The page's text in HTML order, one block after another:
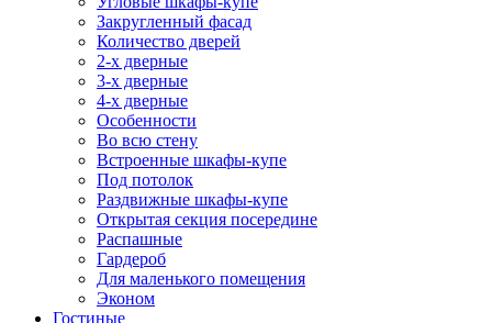
Закругленный фасад
Количество дверей
2-х дверные
3-х дверные
4-х дверные
Особенности
Во всю стену
Встроенные шкафы-купе
Под потолок
Раздвижные шкафы-купе
Открытая секция посередине
Распашные
Гардероб
Для маленького помещения
Эконом
Гостиные